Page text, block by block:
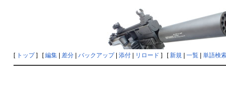
[ トップ] [編集| 差分| バックアップ| 添付| リロード ] [新規| 一覧| 単語検